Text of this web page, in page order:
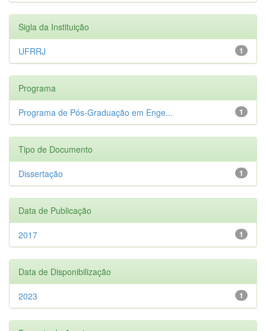
Sigla da Instituição
1
UFRRJ
Programa
1
Programa de Pós-Graduação em Enge...
Tipo de Documento
1
Dissertação
Data de Publicação
1
2017
Data de Disponibilização
1
2023